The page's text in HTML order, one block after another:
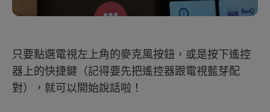
只要點選電視左上角的麥克風按鈕，或是按下遙控
器上的快捷鍵（記得要先把遙控器跟電視藍芽配
對），就可以開始說話啦！